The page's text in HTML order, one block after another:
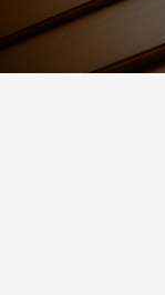
Kapcsolat